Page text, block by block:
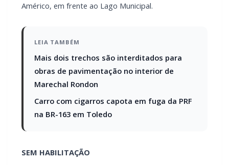
Américo, em frente ao Lago Municipal.
LEIA TAMBÉM
Mais dois trechos são interditados para
obras de pavimentação no interior de
Marechal Rondon
Carro com cigarros capota em fuga da PRF
na BR-163 em Toledo
SEM HABILITAÇÃO